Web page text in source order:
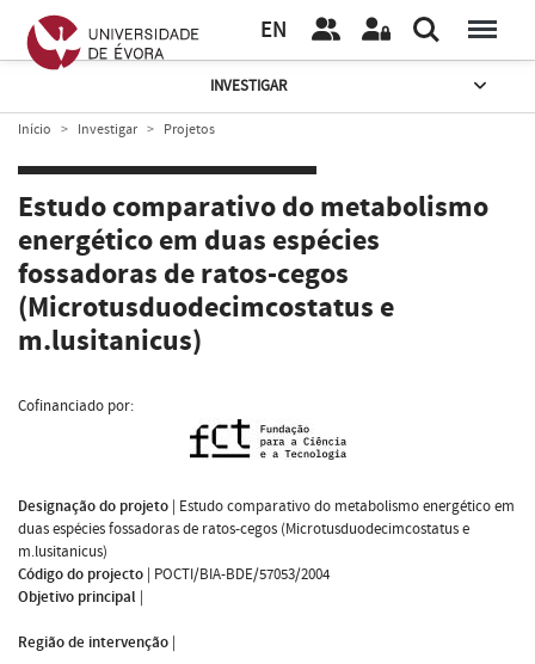
EN
INVESTIGAR
Início Investigar Projetos
Estudo comparativo do metabolismo
energético em duas espécies
fossadoras de ratos-cegos
(Microtusduodecimcostatus e
m.lusitanicus)
Cofinanciado por:
Designação do projeto | Estudo comparativo do metabolismo energético em
duas espécies fossadoras de ratos-cegos (Microtusduodecimcostatus e
m.lusitanicus)
Código do projecto | POCTI/BIA-BDE/57053/2004
Objetivo principal |
Região de intervenção |